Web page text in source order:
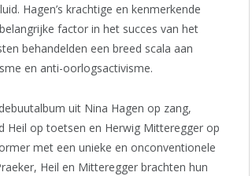
Hagen’s krachtige en kenmerkende
factor in het succes van het
behandelden een breed scala aan
en anti-oorlogsactivisme.
uit Nina Hagen op zang,
Heil op toetsen en Herwig Mitteregger op
met een unieke en onconventionele
Heil en Mitteregger brachten hun